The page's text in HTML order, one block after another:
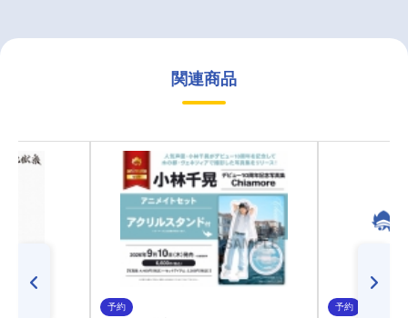
関連商品
予約 予約